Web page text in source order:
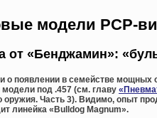
модели PCP-
от «Бенджамин»:
появлении в семействе мощных
под .457 (см. главу
Часть 3). Видимо, опыт
линейка «Bulldog Magnum».